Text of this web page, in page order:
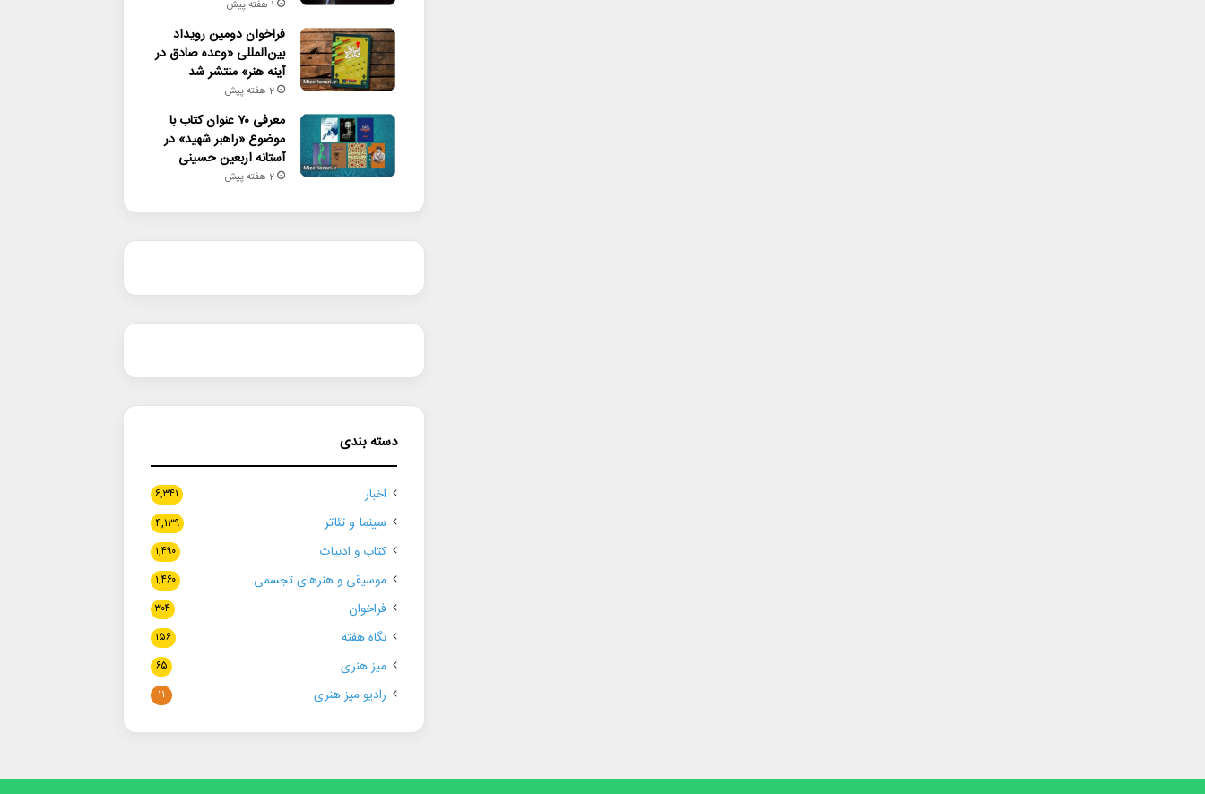
1 هفته پیش
فراخوان دومین رویداد
بین‌المللی «وعده صادق در
آینه هنر» منتشر شد
2 هفته پیش
معرفی ۷۰ عنوان کتاب با
موضوع «راهبر شهید» در
آستانه اربعین حسینی
2 هفته پیش
دسته بندی
اخبار ۶,۳۴۱
سینما و تئاتر ۴,۱۳۹
کتاب و ادبیات ۱,۴۹۰
موسیقی و هنرهای تجسمی ۱,۴۶۰
فراخوان ۳۰۴
نگاه هفته ۱۵۶
میز هنری ۶۵
رادیو میز هنری ۱۱